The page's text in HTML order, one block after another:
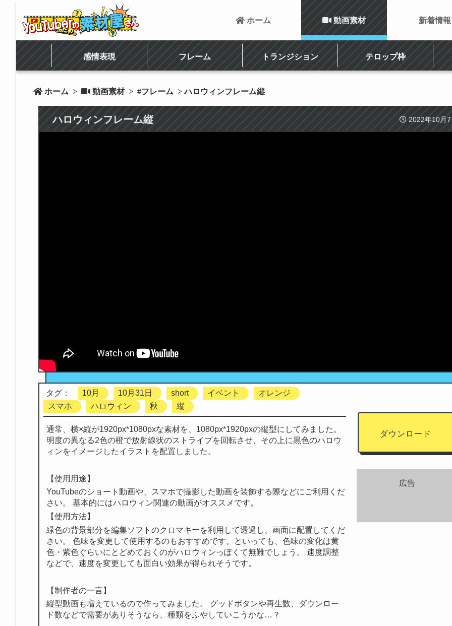
 ホーム  動画素材
感情表現 フレーム トランジション テロップ枠
新着情報
 ホーム >  動画素材 > #フレーム > ハロウィンフレーム縦
ハロウィンフレーム縦 2022年10月
タグ： 10月 10月31日 short イベント
オレンジ
スマホ
ハロウィン 秋 縦
ダウンロード
通常、横×縦が1920px*1080pxな素材を、1080px*1920pxの縦型にしてみました。
明度の異なる2色の橙で放射線状のストライプを回転させ、その上に黒色のハロウ
ィンをイメージしたイラストを配置しました。
【使用用途】
YouTubeのショート動画や、スマホで撮影した動画を装飾する際などにご利用くだ
さい。 基本的にはハロウィン関連の動画がオススメです。
【使用方法】
緑色の背景部分を編集ソフトのクロマキーを利用して透過し、画面に配置してくだ
さい。 色味を変更して使用するのもおすすめです。といっても、色味の変化は黄
色・紫色ぐらいにとどめておくのがハロウィンっぽくて無難でしょう。 速度調整
などで、速度を変更しても面白い効果が得られそうです。
【制作者の一言】
縦型動画も増えているので作ってみました。 グッドボタンや再生数、ダウンロー
ド数などで需要がありそうなら、種類をふやしていこうかな…？
広告